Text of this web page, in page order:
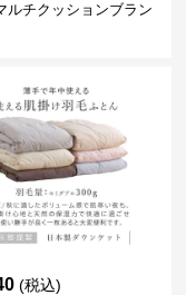
ルチクッションブラン
(税込)